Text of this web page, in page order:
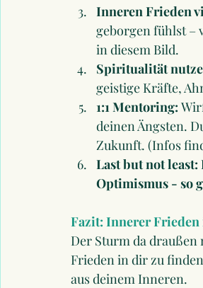
Inneren Frieden
geborgen fühlst –
in diesem Bild.
Spiritualität
geistige Kräfte,
1:1 Mentoring:
deinen Ängsten.
Zukunft. (Infos
Last but not
Optimismus - so
Fazit: Innerer Frieden
Der Sturm da draußen
Frieden in dir zu
aus deinem Inneren.